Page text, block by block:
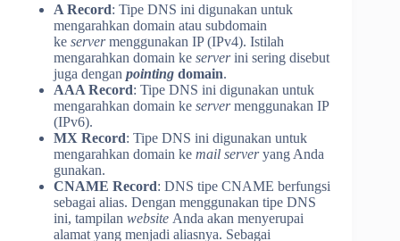
A Record: Tipe DNS ini digunakan untuk
mengarahkan domain atau subdomain
ke servermenggunakan IP (IPv4). Istilah
mengarahkan domain ke serverini sering disebut
juga dengan pointing domain.
AAA Record: Tipe DNS ini digunakan untuk
mengarahkan domain ke servermenggunakan IP
(IPv6).
MX Record: Tipe DNS ini digunakan untuk
mengarahkan domain ke mail serveryang Anda
gunakan.
CNAME Record: DNS tipe CNAME berfungsi
sebagai alias. Dengan menggunakan tipe DNS
ini, tampilan website Anda akan menyerupai
alamat yang menjadi aliasnya. Sebagai